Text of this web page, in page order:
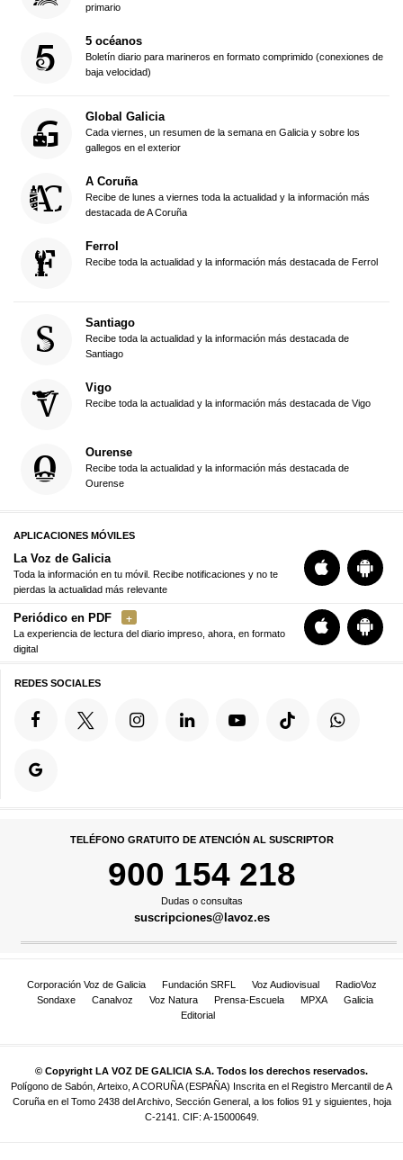
primario
5 océanos
Boletín diario para marineros en formato comprimido (conexiones de
baja velocidad)
Global Galicia
Cada viernes, un resumen de la semana en Galicia y sobre los
gallegos en el exterior
A Coruña
Recibe de lunes a viernes toda la actualidad y la información más
destacada de A Coruña
Ferrol
Recibe toda la actualidad y la información más destacada de Ferrol
Santiago
Recibe toda la actualidad y la información más destacada de
Santiago
Vigo
Recibe toda la actualidad y la información más destacada de Vigo
Ourense
Recibe toda la actualidad y la información más destacada de
Ourense
APLICACIONES MÓVILES
La Voz de Galicia
Toda la información en tu móvil. Recibe notificaciones y no te
pierdas la actualidad más relevante
Periódico en PDF
La experiencia de lectura del diario impreso, ahora, en formato
digital
REDES SOCIALES
TELÉFONO GRATUITO DE ATENCIÓN AL SUSCRIPTOR
900 154 218
Dudas o consultas
suscripciones@lavoz.es
Corporación Voz de Galicia Fundación SRFL Voz Audiovisual
RadioVoz
Sondaxe
Canalvoz Voz Natura Prensa-Escuela MPXA
Galicia
Editorial
© Copyright LA VOZ DE GALICIA S.A. Todos los derechos reservados.
Polígono de Sabón, Arteixo, A CORUÑA (ESPAÑA) Inscrita en el Registro Mercantil de A
Coruña en el Tomo 2438 del Archivo, Sección General, a los folios 91 y siguientes, hoja
C-2141. CIF: A-15000649.